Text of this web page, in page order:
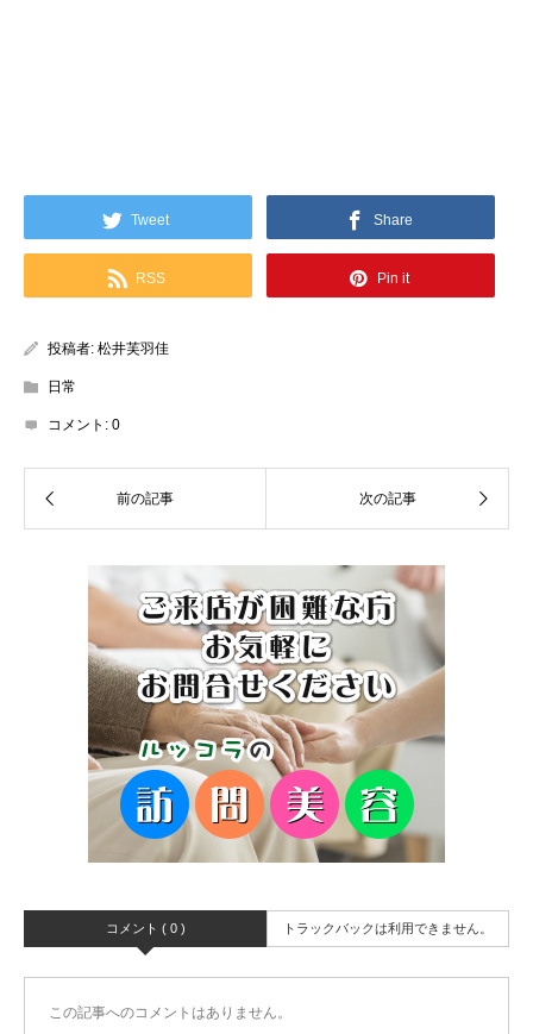
Tweet Share
RSS Pin it
投稿者: 松井芙羽佳
日常
コメント: 0
コメント ( 0 ) トラックバックは利用できません。
この記事へのコメントはありません。